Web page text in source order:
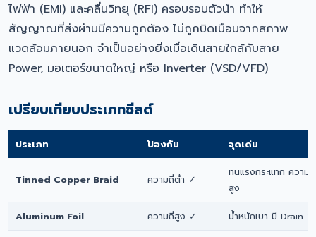
ไฟฟ้า (EMI) และคลื่นวิทยุ (RFI) ครอบรอบตัวนำ ทำให้
สัญญาณที่ส่งผ่านมีความถูกต้อง ไม่ถูกบิดเบือนจากสภาพ
แวดล้อมภายนอก จำเป็นอย่างยิ่งเมื่อเดินสายใกล้กับสาย
Power, มอเตอร์ขนาดใหญ่ หรือ Inverter (VSD/VFD)
เปรียบเทียบประเภทชีลด์
ประเภท ป้องกัน จุดเด่น
Tinned Copper Braid ความถี่ต่ำ ✓
ทนแรงกระแทก ความ
สูง
Aluminum Foil ความถี่สูง ✓ น้ำหนักเบา มี Drain